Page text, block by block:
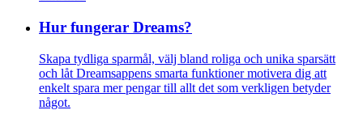
Hur fungerar Dreams?
Skapa tydliga sparmål, välj bland roliga och unika sparsätt
och låt Dreamsappens smarta funktioner motivera dig att
enkelt spara mer pengar till allt det som verkligen betyder
något.